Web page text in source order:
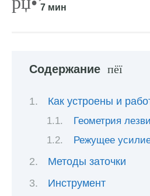
7 мин
Содержание
Как устроены и
Геометрия
Режущее
Методы заточки
Инструмент